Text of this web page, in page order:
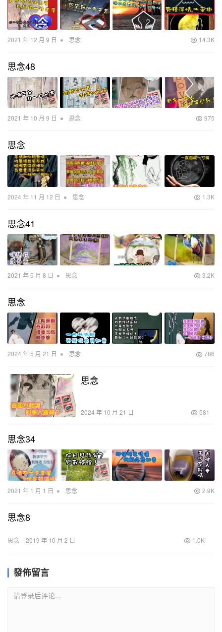
2021 年 12 月 9 日 • 思念 14.3K
思念48
2021 年 10 月 9 日 • 思念 975
思念
2024 年 11 月 12 日 • 思念 1.3K
思念41
2021 年 5 月 8 日 • 思念 3.2K
思念
2024 年 5 月 21 日 • 思念 786
思念
2024 年 10 月 21 日 581
思念34
2021 年 1 月 1 日 • 思念 2.9K
思念8
思念 2019 年 10 月 2 日 1.0K
發佈留言
请登录后评论...